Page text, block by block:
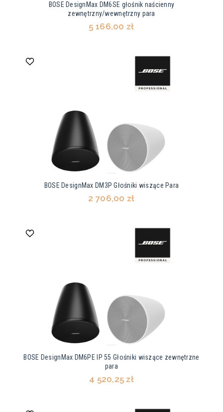
BOSE DesignMax DM6SE głośnik naścienny
zewnętrzny/wewnętrzny para
5 166,00 zł
BOSE DesignMax DM3P Głośniki wiszące Para
2 706,00 zł
BOSE DesignMax DM6PE IP 55 Głośniki wiszące zewnętrzne
para
4 520,25 zł